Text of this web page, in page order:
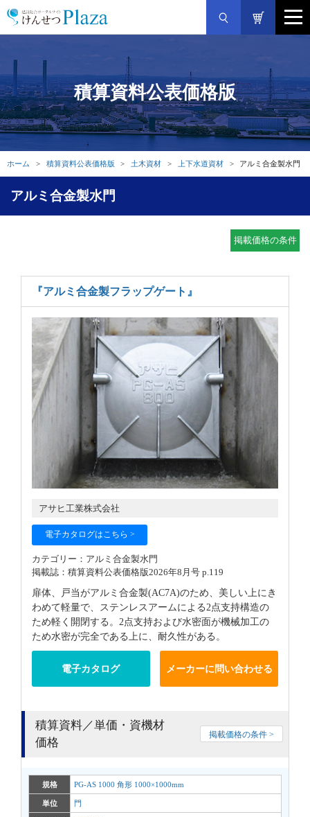
積算資料公表価格版
ホーム 積算資料公表価格版 土木資材 上下水道資材 アルミ合金製水門
アルミ合金製水門
掲載価格の条件
『アルミ合金製フラップゲート』
アサヒ工業株式会社
電子カタログはこちら >
カテゴリー：アルミ合金製水門
掲載誌：積算資料公表価格版2026年8月号 p.119
扉体、戸当がアルミ合金製(AC7A)のため、美しい上にき
わめて軽量で、ステンレスアームによる2点支持構造の
ため軽く開閉する。2点支持および水密面が機械加工の
ため水密が完全である上に、耐久性がある。
電子カタログ メーカーに問い合わせる
積算資料／単価・資機材
価格
掲載価格の条件 >
規格 PG-AS 1000 角形 1000×1000mm
単位 門